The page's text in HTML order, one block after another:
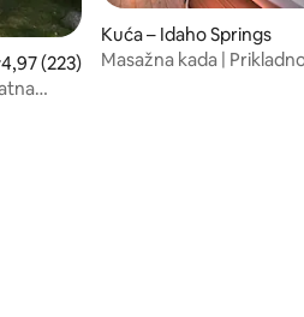
ocjena: 4,97/5, recenzija:
4,97 (223)
Kuća – Idaho Springs
Masažna kada |